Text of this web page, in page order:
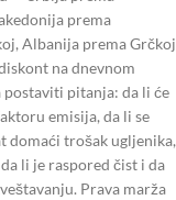
prema
Albanija prema Grčkoj
na dnevnom
pitanja: da li će
emisija, da li se
domaći trošak ugljenika,
li je raspored čist i da
Prava marža